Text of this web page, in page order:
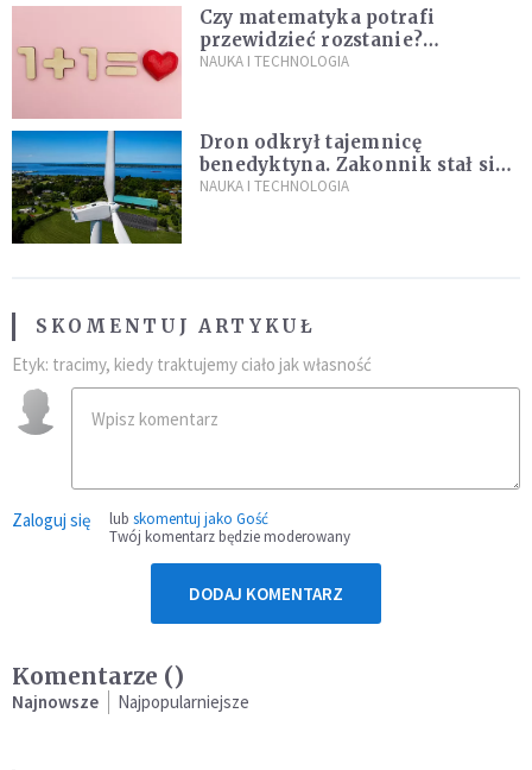
Czy matematyka potrafi
przewidzieć rozstanie?
Naukowcy stworzyli model
NAUKA I TECHNOLOGIA
Dron odkrył tajemnicę
benedyktyna. Zakonnik stał się
sławny
NAUKA I TECHNOLOGIA
SKOMENTUJ ARTYKUŁ
Etyk: tracimy, kiedy traktujemy ciało jak własność
Zaloguj się lub skomentuj jako Gość
Twój komentarz będzie moderowany
DODAJ KOMENTARZ
Komentarze ()
Najnowsze Najpopularniejsze